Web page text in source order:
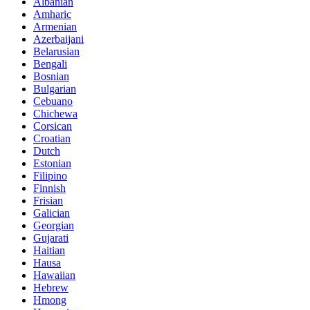
Amharic
Armenian
Azerbaijani
Belarusian
Bengali
Bosnian
Bulgarian
Cebuano
Chichewa
Corsican
Croatian
Dutch
Estonian
Filipino
Finnish
Frisian
Galician
Georgian
Gujarati
Haitian
Hausa
Hawaiian
Hebrew
Hmong